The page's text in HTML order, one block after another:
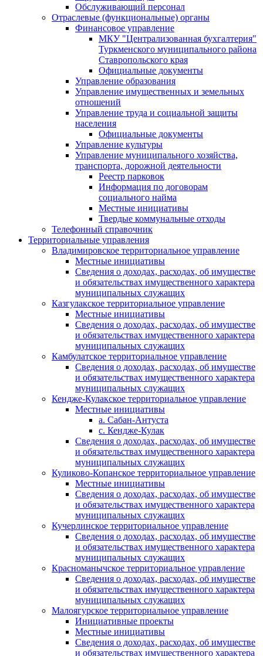
Обслуживающий персонал
Отраслевые (функциональные) органы
Финансовое управление
МКУ "Централизованная бухгалтерия"
Туркменского муниципального района
Ставропольского края
Официальные документы
Управление образования
Управление имущественных и земельных
отношений
Управление труда и социальной защиты
населения
Официальные документы
Управление культуры
Управление муниципального хозяйства,
транспорта, дорожной деятельности
Реестр парковок
Информация по договорам
социального найма
Местные инициативы
Твердые коммунальные отходы
Телефонный справочник
Территориальные управления
Владимировское территориальное управление
Местные инициативы
Сведения о доходах, расходах, об имуществе
и обязательствах имущественного характера
муниципальных служащих
Казгулакское территориальное управление
Местные инициативы
Сведения о доходах, расходах, об имуществе
и обязательствах имущественного характера
муниципальных служащих
Камбулатское территориальное управление
Сведения о доходах, расходах, об имуществе
и обязательствах имущественного характера
муниципальных служащих
Кендже-Кулакское территориальное управление
Местные инициативы
а. Сабан-Антуста
с. Кендже-Кулак
Сведения о доходах, расходах, об имуществе
и обязательствах имущественного характера
муниципальных служащих
Куликово-Копанское территориальное управление
Местные инициативы
Сведения о доходах, расходах, об имуществе
и обязательствах имущественного характера
муниципальных служащих
Кучерлинское территориальное управление
Сведения о доходах, расходах, об имуществе
и обязательствах имущественного характера
муниципальных служащих
Красноманычское территориальное управление
Сведения о доходах, расходах, об имуществе
и обязательствах имущественного характера
муниципальных служащих
Малоягурское территориальное управление
Инициативные проекты
Местные инициативы
Сведения о доходах, расходах, об имуществе
и обязательствах имущественного характера